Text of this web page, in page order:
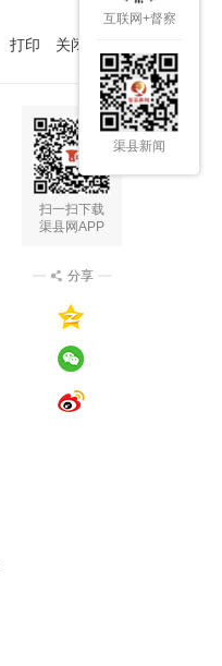
打印 关闭本页
扫一扫下载
渠县网APP
分享
互联网+督察
渠县新闻